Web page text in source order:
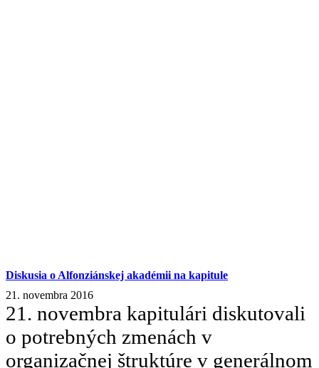
Diskusia o Alfonziánskej akadémii na kapitule
21. novembra 2016
21. novembra kapitulári diskutovali
o potrebných zmenách v
organizačnej štruktúre v generálnom